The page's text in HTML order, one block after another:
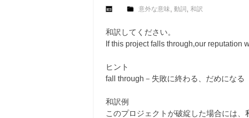
意外な意味, 動詞 , 和訳
和訳してください。
If this project falls through,our reputation
ヒント
fall through－失敗に終わる、だめになる
和訳例
このプロジェクトが破綻した場合には、